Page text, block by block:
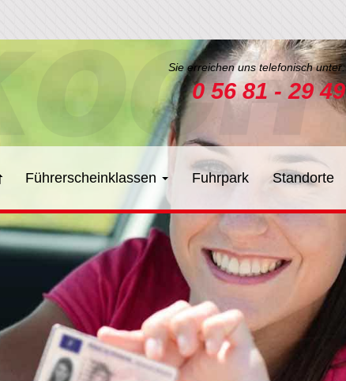
Sie erreichen uns telefonisch unter:
0 56 81 - 29 49
Führerscheinklassen Fuhrpark Standorte